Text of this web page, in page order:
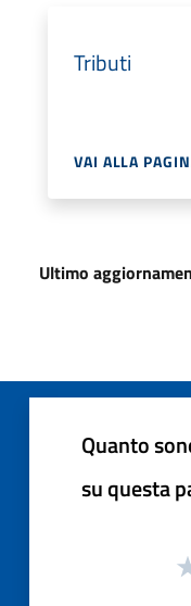
Tributi
VAI ALLA
Ultimo
Quanto
su questa